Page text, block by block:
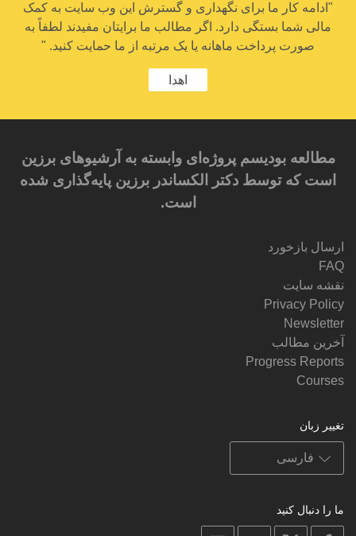
"ادامه کار ما برای نگهداری و گسترش این وب سایت به کمک
مالی شما بستگی دارد. اگر مطالب ما برایتان مفیدند لطفاً به
صورت پرداخت ماهانه یا یک مرتبه از ما حمایت کنید. "
اهدا
مطالعه بودیسم پروژه‌ای وابسته به آرشیوهای برزین
است که توسط دکتر الکساندر برزین پایه‌گذاری شده
است.
ارسال بازخورد
FAQ
نقشه سایت
Privacy Policy
Newsletter
آخرین مطالب
Progress Reports
Courses
تغییر زبان
ما را دنبال کنید